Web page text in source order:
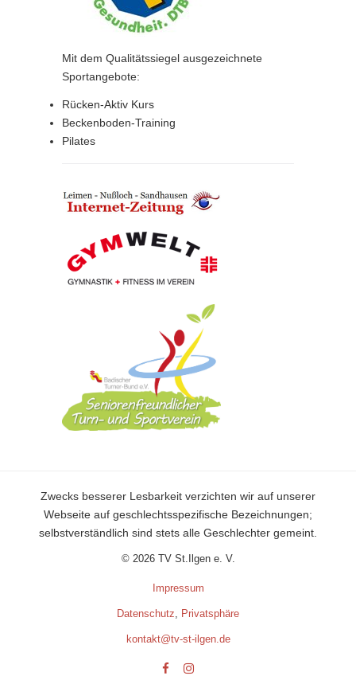
Mit dem Qualitätssiegel ausgezeichnete
Sportangebote:
Rücken-Aktiv Kurs
Beckenboden-Training
Pilates
Zwecks besserer Lesbarkeit verzichten wir auf unserer
Webseite auf geschlechtsspezifische Bezeichnungen;
selbstverständlich sind stets alle Geschlechter gemeint.
© 2026 TV St.Ilgen e. V.
Impressum
Datenschutz, Privatsphäre
kontakt@tv-st-ilgen.de